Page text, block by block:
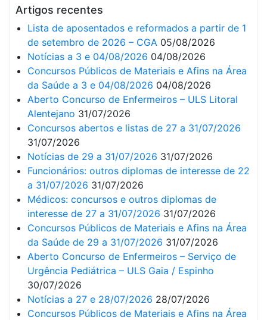
Artigos recentes
Lista de aposentados e reformados a partir de 1
de setembro de 2026 – CGA 05/08/2026
Notícias a 3 e 04/08/2026 04/08/2026
Concursos Públicos de Materiais e Afins na Área
da Saúde a 3 e 04/08/2026 04/08/2026
Aberto Concurso de Enfermeiros – ULS Litoral
Alentejano 31/07/2026
Concursos abertos e listas de 27 a 31/07/2026
31/07/2026
Notícias de 29 a 31/07/2026 31/07/2026
Funcionários: outros diplomas de interesse de 22
a 31/07/2026 31/07/2026
Médicos: concursos e outros diplomas de
interesse de 27 a 31/07/2026 31/07/2026
Concursos Públicos de Materiais e Afins na Área
da Saúde de 29 a 31/07/2026 31/07/2026
Aberto Concurso de Enfermeiros – Serviço de
Urgência Pediátrica – ULS Gaia / Espinho
30/07/2026
Notícias a 27 e 28/07/2026 28/07/2026
Concursos Públicos de Materiais e Afins na Área